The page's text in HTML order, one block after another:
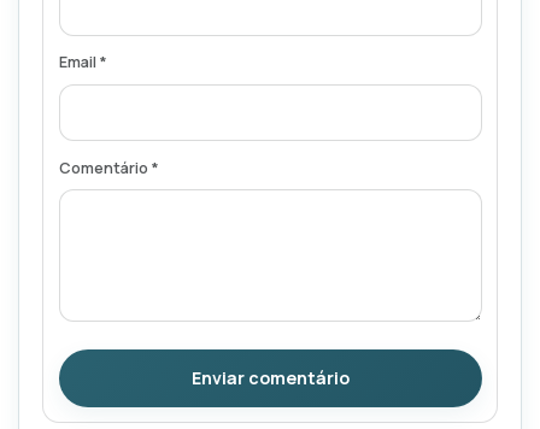
Email *
Comentário *
Enviar comentário